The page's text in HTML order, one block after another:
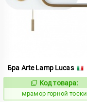
Бра Arte Lamp Lucas
1064981
Код товара:
мрамор горной тоски